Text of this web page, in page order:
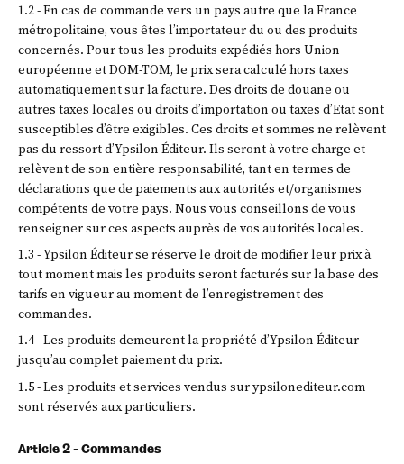
1.2 - En cas de commande vers un pays autre que la France
métropolitaine, vous êtes l’importateur du ou des produits
concernés. Pour tous les produits expédiés hors Union
européenne et DOM-TOM, le prix sera calculé hors taxes
automatiquement sur la facture. Des droits de douane ou
autres taxes locales ou droits d’importation ou taxes d’Etat sont
susceptibles d’être exigibles. Ces droits et sommes ne relèvent
pas du ressort d’Ypsilon Éditeur. Ils seront à votre charge et
relèvent de son entière responsabilité, tant en termes de
déclarations que de paiements aux autorités et/organismes
compétents de votre pays. Nous vous conseillons de vous
renseigner sur ces aspects auprès de vos autorités locales.
1.3 - Ypsilon Éditeur se réserve le droit de modifier leur prix à
tout moment mais les produits seront facturés sur la base des
tarifs en vigueur au moment de l’enregistrement des
commandes.
1.4 - Les produits demeurent la propriété d’Ypsilon Éditeur
jusqu’au complet paiement du prix.
1.5 - Les produits et services vendus sur ypsilonediteur.com
sont réservés aux particuliers.
Article 2 - Commandes